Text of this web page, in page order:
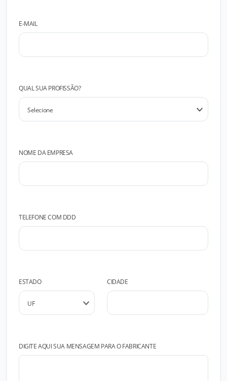
E-MAIL
QUAL SUA PROFISSÃO?
NOME DA EMPRESA
TELEFONE COM DDD
ESTADO CIDADE
DIGITE AQUI SUA MENSAGEM PARA O FABRICANTE